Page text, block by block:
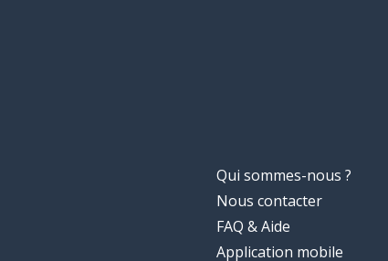
Qui sommes-nous ?
Nous contacter
FAQ & Aide
Application mobile